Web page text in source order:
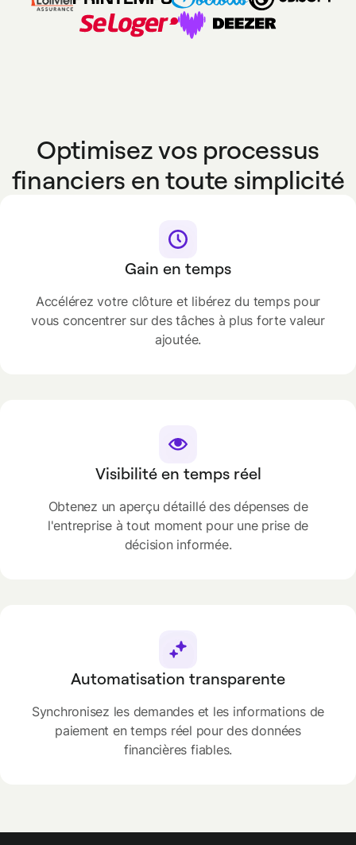
Optimisez vos processus
financiers en toute simplicité
Gain en temps
Accélérez votre clôture et libérez du temps pour
vous concentrer sur des tâches à plus forte valeur
ajoutée.
Visibilité en temps réel
Obtenez un aperçu détaillé des dépenses de
l'entreprise à tout moment pour une prise de
décision informée.
Automatisation transparente
Synchronisez les demandes et les informations de
paiement en temps réel pour des données
financières fiables.